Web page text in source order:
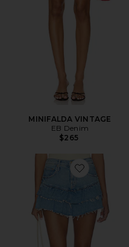
MINIFALDA VINTAGE
EB Denim
$265
Favorite